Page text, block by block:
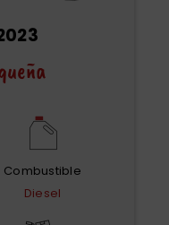
Combustible
Diesel